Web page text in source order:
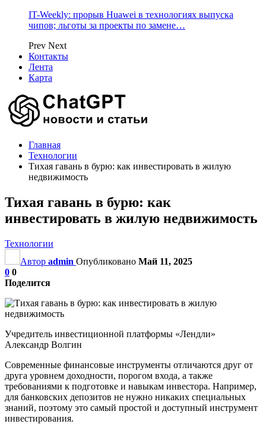
IT-Weekly: прорыв Huawei в технологиях выпуска
чипов; льготы за проекты по замене…
Prev Next
Контакты
Лента
Карта
Главная
Технологии
Тихая гавань в бурю: как инвестировать в жилую
недвижимость
Тихая гавань в бурю: как
инвестировать в жилую недвижимость
Технологии
Автор admin Опубликовано Май 11, 2025
0 0
Поделится
Учредитель инвестиционной платформы «Лендли»
Александр Волгин
Современные финансовые инструменты отличаются друг от
друга уровнем доходности, порогом входа, а также
требованиями к подготовке и навыкам инвестора. Например,
для банковских депозитов не нужно никаких специальных
знаний, поэтому это самый простой и доступный инструмент
инвестирования.